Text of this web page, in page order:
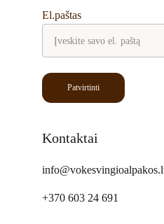
Kontaktai
El.paštas
Patvirtinti
+370 603 24 691